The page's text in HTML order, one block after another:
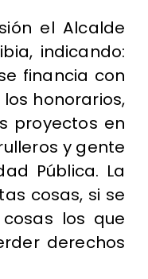
el Alcalde
indicando:
financia con
honorarios,
proyectos en
y gente
Pública. La
cosas, si se
los que
derechos